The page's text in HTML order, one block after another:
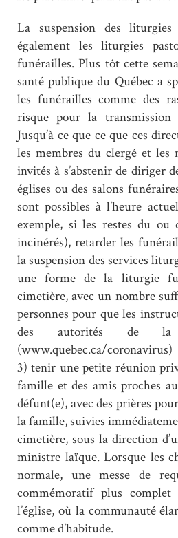
La suspension des liturgies
également les liturgies
funérailles. Plus tôt cette
santé publique du Québec a
les funérailles comme des
risque pour la
Jusqu’à ce que ce que ces
les membres du clergé et les
invités à s’abstenir de diriger
églises ou des salons
sont possibles à l’heure
exemple, si les restes du
incinérés), retarder les
la suspension des services
une forme de la liturgie
cimetière, avec un nombre
personnes pour que les
des autorités de la
(www.quebec.ca/
3) tenir une petite réunion
famille et des amis proches
défunt(e), avec des prières
la famille, suivies
cimetière, sous la direction
ministre laïque. Lorsque les
normale, une messe de
commémoratif plus
l’église, où la communauté
comme d’habitude.